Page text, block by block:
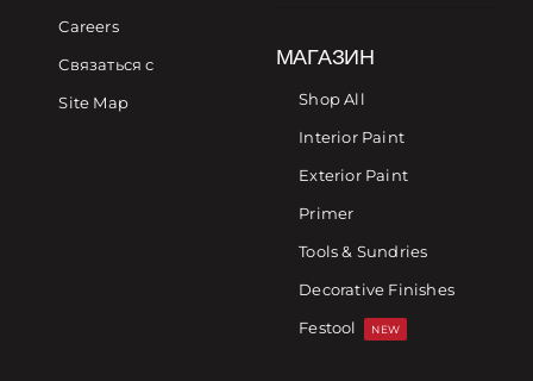
Careers
Связаться с
Site Map
МАГАЗИН
Shop All
Interior Paint
Exterior Paint
Primer
Tools & Sundries
Decorative Finishes
Festool
NEW